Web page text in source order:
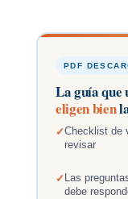
PDF
La guía que
eligen bien
Checklist de
revisar
Las
debe